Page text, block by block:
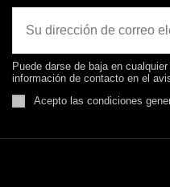
Puede darse de baja en
información de contacto en el
Acepto las condiciones